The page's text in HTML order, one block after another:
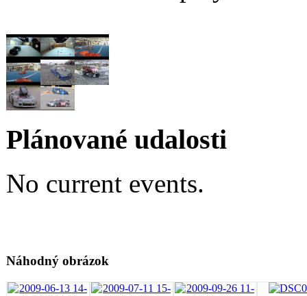
Plánované udalosti
No current events.
Náhodný obrázok